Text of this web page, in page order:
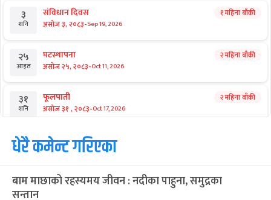
३
शनि
संविधान दिवस
असोज ३, २०८३-Sep 19, 2026
१ महिना बाँकी
२५
आइत
घटस्थापना
असोज २५, २०८३-Oct 11, 2026
२ महिना बाँकी
३१
शनि
फूलपाती
असोज ३१ , २०८३-Oct 17, 2026
२ महिना बाँकी
१
आइत
कार्तिक सङ्क्रान्ति
कार्तिक १, २०८३-Oct 18, 2026
३
मंगल
महानवमी २ महिना बाँकी
धेरै कमेन्ट गरिएका
बाम माछाको रहस्यमय जीवन : नदीका पाहुना, समुद्रका
सन्तान